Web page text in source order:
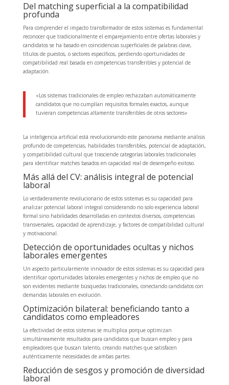
Del matching superficial a la compatibilidad
profunda
Para comprender el impacto transformador de estos sistemas es fundamental
reconocer que tradicionalmente el emparejamiento entre ofertas laborales y
candidatos se ha basado en coincidencias superficiales de palabras clave,
títulos de puestos, o sectores específicos, perdiendo oportunidades de
compatibilidad real basada en competencias transferibles y potencial de
adaptación.
«Los sistemas tradicionales de empleo rechazaban automáticamente
candidatos que no cumplían requisitos formales exactos, aunque
tuvieran competencias altamente transferibles de otros sectores»
La inteligencia artificial está revolucionando este panorama mediante análisis
profundo de competencias, habilidades transferibles, potencial de adaptación,
y compatibilidad cultural que trasciende categorías laborales tradicionales
para identificar matches basados en capacidad real de desempeño exitoso.
Más allá del CV: análisis integral de potencial
laboral
Lo verdaderamente revolucionario de estos sistemas es su capacidad para
analizar potencial laboral integral considerando no solo experiencia laboral
formal sino habilidades desarrolladas en contextos diversos, competencias
transversales, capacidad de aprendizaje, y factores de compatibilidad cultural
y motivacional.
Detección de oportunidades ocultas y nichos
laborales emergentes
Un aspecto particularmente innovador de estos sistemas es su capacidad para
identificar oportunidades laborales emergentes y nichos de empleo que no
son evidentes mediante búsquedas tradicionales, conectando candidatos con
demandas laborales en evolución.
Optimización bilateral: beneficiando tanto a
candidatos como empleadores
La efectividad de estos sistemas se multiplica porque optimizan
simultáneamente resultados para candidatos que buscan empleo y para
empleadores que buscan talento, creando matches que satisfacen
auténticamente necesidades de ambas partes.
Reducción de sesgos y promoción de diversidad
laboral